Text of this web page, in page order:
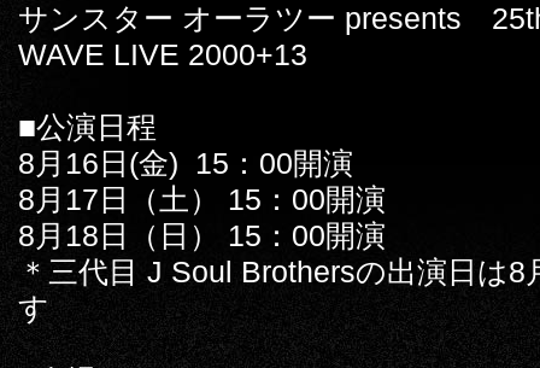
サンスター オーラツー presents
WAVE LIVE 2000+13
■公演日程
8月16日(金) 15：00開演
8月17日（土） 15：00開演
8月18日（日） 15：00開演
＊三代目 J Soul Brothersの出演日は
す